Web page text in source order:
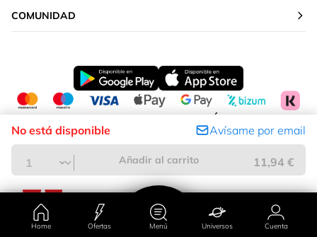
Home Ofertas Menú Universos Cuenta
No está disponible Avísame por email
Añadir al carrito 11,94 €
COMUNIDAD
CAMBIAR TU UBICACIÓN
Península y Baleares